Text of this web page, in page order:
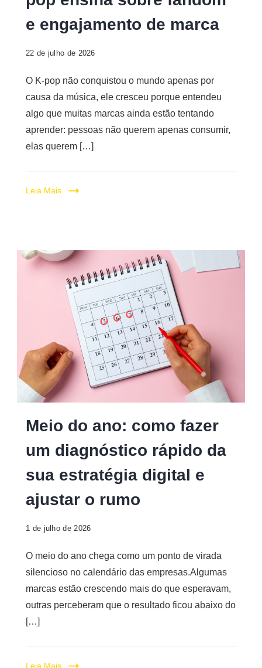
e engajamento de marca
22 de julho de 2026
O K-pop não conquistou o mundo apenas por
causa da música, ele cresceu porque entendeu
algo que muitas marcas ainda estão tentando
aprender: pessoas não querem apenas consumir,
elas querem […]
Leia Mais
Meio do ano: como fazer
um diagnóstico rápido da
sua estratégia digital e
ajustar o rumo
1 de julho de 2026
O meio do ano chega como um ponto de virada
silencioso no calendário das empresas.Algumas
marcas estão crescendo mais do que esperavam,
outras perceberam que o resultado ficou abaixo do
[…]
Leia Mais